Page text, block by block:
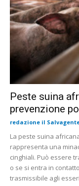
Peste suina
prevenzione
redazione il
La peste suina
rappresenta una
cinghiali. Può essere
o se si entra in
trasmissibile agli